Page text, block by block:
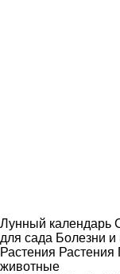
Лунный календарь
для сада Болезни и
Растения Растения
животные